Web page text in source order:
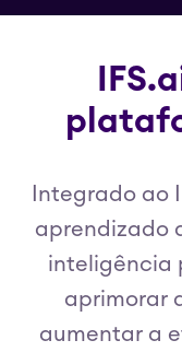
Integrado ao
aprendizado
inteligência
aprimorar
aumentar a